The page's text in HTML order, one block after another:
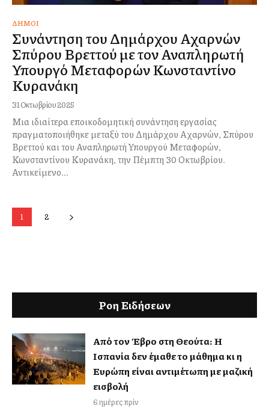
ΔΉΜΟΙ
Συνάντηση του Δημάρχου Αχαρνών
Σπύρου Βρεττού με τον Αναπληρωτή
Υπουργό Μεταφορών Κωνσταντίνο
Κυρανάκη
31 Οκτωβρίου 2025
Μια ιδιαίτερα εποικοδομητική συνάντηση εργασίας
πραγματοποιήθηκε μεταξύ του Δημάρχου Αχαρνών, Σπύρου
Βρεττού και του Αναπληρωτή Υπουργού Μεταφορών,
Κωνσταντίνου Κυρανάκη, την Πέμπτη 30 Οκτωβρίου.
Αντικείμενο...
1 2
Ροη Ειδήσεων
Από τον Έβρο στη Θεούτα: Η
Ισπανία δεν έμαθε το μάθημα κι η
Ευρώπη είναι αντιμέτωπη με μαζική
εισβολή
6 ημέρες πρίν